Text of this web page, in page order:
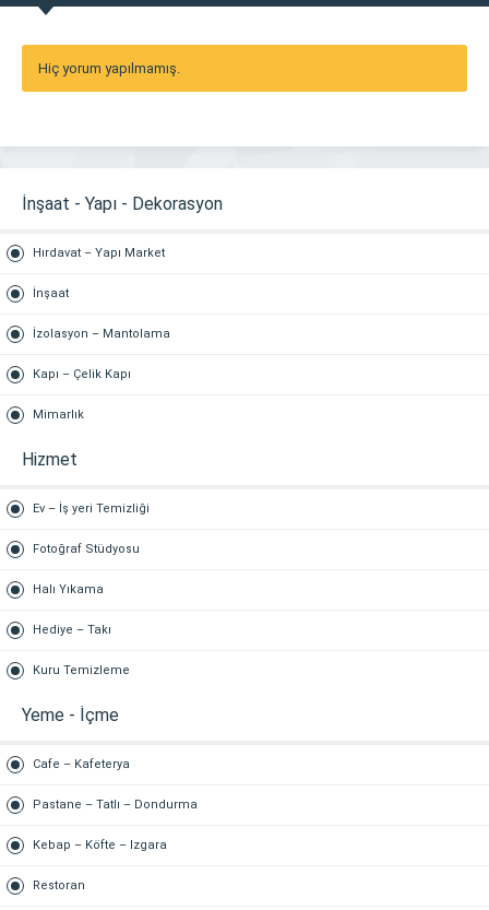
Hiç yorum yapılmamış.
İnşaat - Yapı - Dekorasyon
Hırdavat – Yapı Market
İnşaat
İzolasyon – Mantolama
Kapı – Çelik Kapı
Mimarlık
Hizmet
Ev – İş yeri Temizliği
Fotoğraf Stüdyosu
Halı Yıkama
Hediye – Takı
Kuru Temizleme
Yeme - İçme
Cafe – Kafeterya
Pastane – Tatlı – Dondurma
Kebap – Köfte – Izgara
Restoran